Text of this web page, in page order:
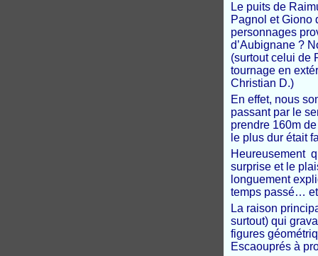
Le puits de
Pagnol et Giono
personnages
d’Aubignane ?
(surtout celui de
tournage en
Christian D.)
En effet, nous
passant par le
prendre 160m
le plus dur était
Heureusement
surprise et le
longuement
temps passé…
La raison
surtout) qui
figures
Escaouprés à